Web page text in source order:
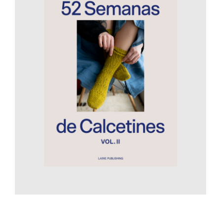
AÑADIR AL CARRITO